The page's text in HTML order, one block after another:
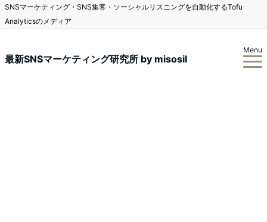
SNSマーケティング・SNS集客・ソーシャルリスニングを自動化するTofu
Analyticsのメディア
最新SNSマーケティング研究所 by misosil
Menu